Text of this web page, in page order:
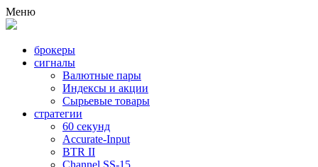
Меню
брокеры
сигналы
Валютные пары
Индексы и акции
Сырьевые товары
стратегии
60 секунд
Accurate-Input
BTR II
Channel SS-15